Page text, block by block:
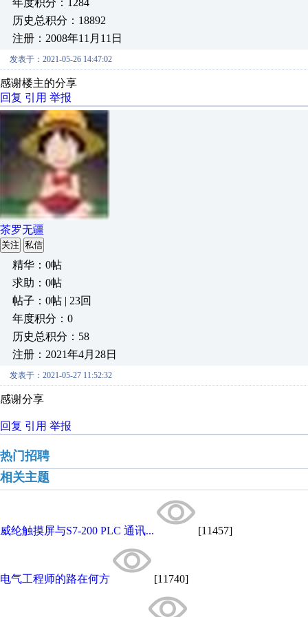
历史总积分：18892
注册：2008年11月11日
发表于：2021-05-26 14:47:02
感谢楼主的分享
回复 引用 举报
茶罗无疆
关注 私信
精华：0帖
求助：0帖
帖子：0帖 | 23回
年度积分：0
历史总积分：58
注册：2021年4月28日
发表于：2021-05-27 11:52:32
感谢分享
回复 引用 举报
热门招聘
相关主题
威纶触摸屏与S7-200 PLC 通讯... [11457]
电气工程师的路在何方 [11740]